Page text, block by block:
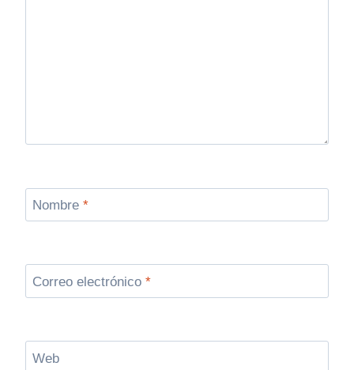
Nombre *
Correo electrónico *
Web